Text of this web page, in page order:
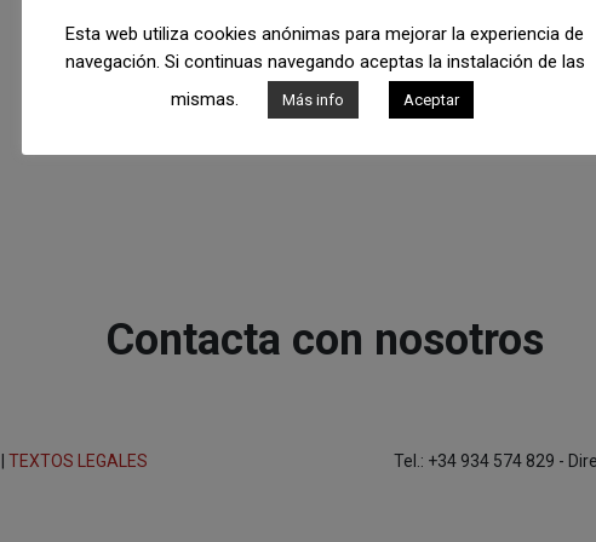
Contacta con nosotros
TEXTOS LEGALES Tel.: +34 934 574 829 -
Esta web utiliza cookies anónimas para mejorar la experiencia de
navegación. Si continuas navegando aceptas la instalación de las
mismas.
Más info Aceptar